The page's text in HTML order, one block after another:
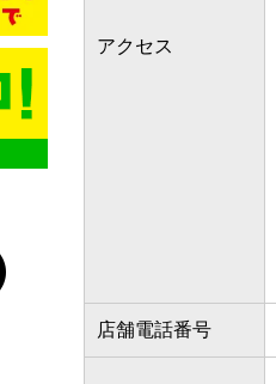
アクセス
店舗電話番号